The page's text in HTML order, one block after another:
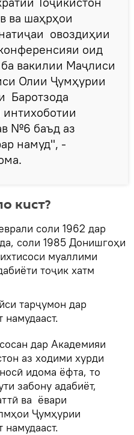
ва шаҳрҳои
овоздиҳии
оид
вакилии Маҷлиси
Олии Ҷумҳурии
Баротзода
№6 баъд аз
намуд", -
кист?
соли 1962 дар
соли 1985 Донишгоҳи
муаллими
тоҷик хатм
тарҷумон дар
дар Академияи
аз ходими хурди
идома ёфта, то
забону адабиёт,
ва ёвари
Ҷумҳурии
намудааст.